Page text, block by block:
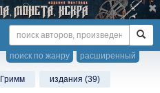
расширенный
поиск по жанру
издания (39)